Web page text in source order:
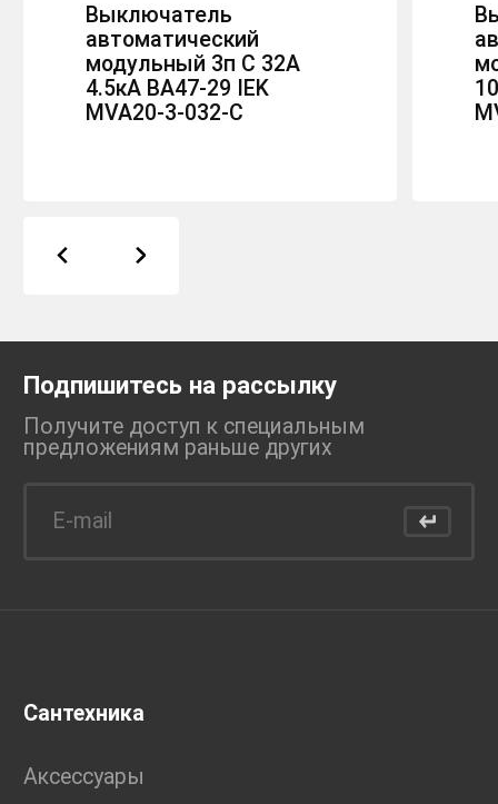
Выключатель
автоматический
модульный 3п C 32А
4.5кА ВА47-29 IEK
MVA20-3-032-C
Подпишитесь на рассылку
Получите доступ к специальным
предложениям раньше других
Сантехника
Аксессуары